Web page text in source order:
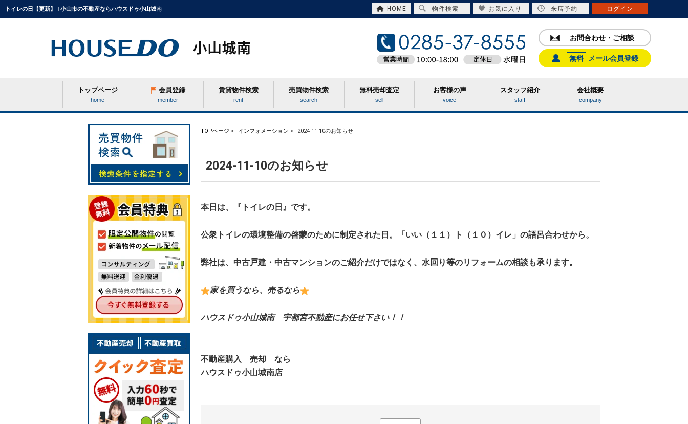
トイレの日【更新】 | 小山市の不動産ならハウスドゥ小山城南 HOME 物件検索 お気に入り 来店予約 ログイン
お問合わせ・ご相談
無料 メール会員登録
トップページ
- home -
会員登録
- member -
賃貸物件検索
- rent -
売買物件検索
- search -
条件から探す
学区から探す
町名から探す
無料売却査定
- sell -
お客様の声
- voice -
スタッフ紹介
- staff -
会社概要
- company -
TOPページ > インフォメーション > 2024-11-10のお知らせ
2024-11-10のお知らせ
本日は、『トイレの日』です。
公衆トイレの環境整備の啓蒙のために制定された日。「いい（１１）ト（１０）イレ」の語呂合わせから。
弊社は、中古戸建・中古マンションのご紹介だけではなく、水回り等のリフォームの相談も承ります。
家を買うなら、売るなら
ハウスドゥ小山城南 宇都宮不動産にお任せ下さい！！
不動産購入 売却 なら
ハウスドゥ小山城南店